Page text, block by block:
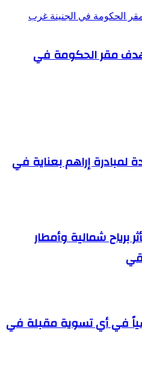
الحكومة في الجنينة غرب
مقر الحكومة في
إراهم بعناية في
برياح شمالية وأمطار
في أي تسوية مقبلة في